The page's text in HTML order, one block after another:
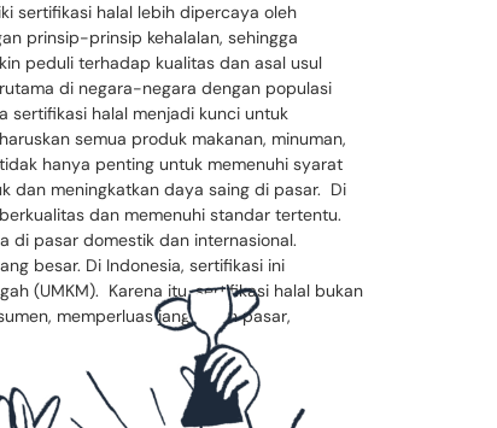
sertifikasi halal lebih dipercaya oleh
prinsip-prinsip kehalalan, sehingga
peduli terhadap kualitas dan asal usul
di negara-negara dengan populasi
sertifikasi halal menjadi kunci untuk
semua produk makanan, minuman,
hanya penting untuk memenuhi syarat
dan meningkatkan daya saing di pasar. Di
dan memenuhi standar tertentu.
di pasar domestik dan internasional.
besar. Di Indonesia, sertifikasi ini
(UMKM). Karena itu, sertifikasi halal bukan
memperluas jangkauan pasar,